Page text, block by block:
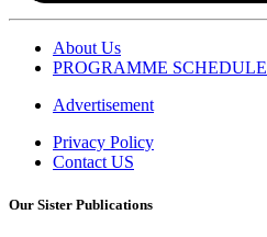
About Us
PROGRAMME SCHEDULE
Advertisement
Privacy Policy
Contact US
Our Sister Publications